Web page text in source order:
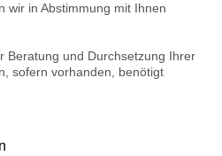
wir in Abstimmung mit Ihnen
Beratung und Durchsetzung Ihrer
sofern vorhanden, benötigt